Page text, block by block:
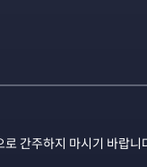
간주하지 마시기 바랍